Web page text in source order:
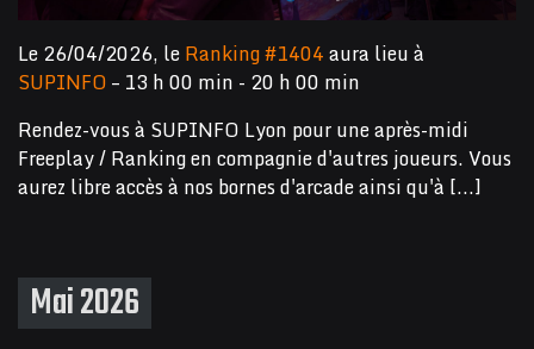
Le 26/04/2026, leRanking #1404aura lieu à
SUPINFO– 13 h 00 min - 20 h 00 min
Rendez-vous à SUPINFO Lyon pour une après-midi
Freeplay / Ranking en compagnie d'autres joueurs. Vous
aurez libre accès à nos bornes d'arcade ainsi qu'à [...]
Mai 2026